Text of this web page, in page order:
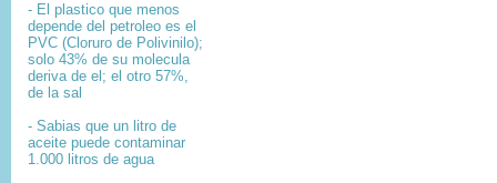
- El plastico que menos
depende del petroleo es el
PVC (Cloruro de Polivinilo);
solo 43% de su molecula
deriva de el; el otro 57%,
de la sal
- Sabias que un litro de
aceite puede contaminar
1.000 litros de agua